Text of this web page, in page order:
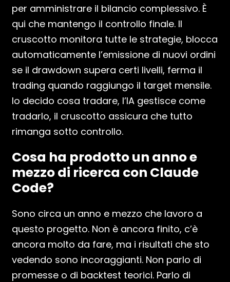
per amministrare il bilancio complessivo. È
qui che mantengo il controllo finale. Il
cruscotto monitora tutte le strategie, blocca
automaticamente l’emissione di nuovi ordini
se il drawdown supera certi livelli, ferma il
trading quando raggiungo il target mensile.
Io decido cosa tradare, l’IA gestisce come
tradarlo, il cruscotto assicura che tutto
rimanga sotto controllo.
Cosa ha prodotto un anno e
mezzo di ricerca con Claude
Code?
Sono circa un anno e mezzo che lavoro a
questo progetto. Non è ancora finito, c’è
ancora molto da fare, ma i risultati che sto
vedendo sono incoraggianti. Non parlo di
promesse o di backtest teorici. Parlo di